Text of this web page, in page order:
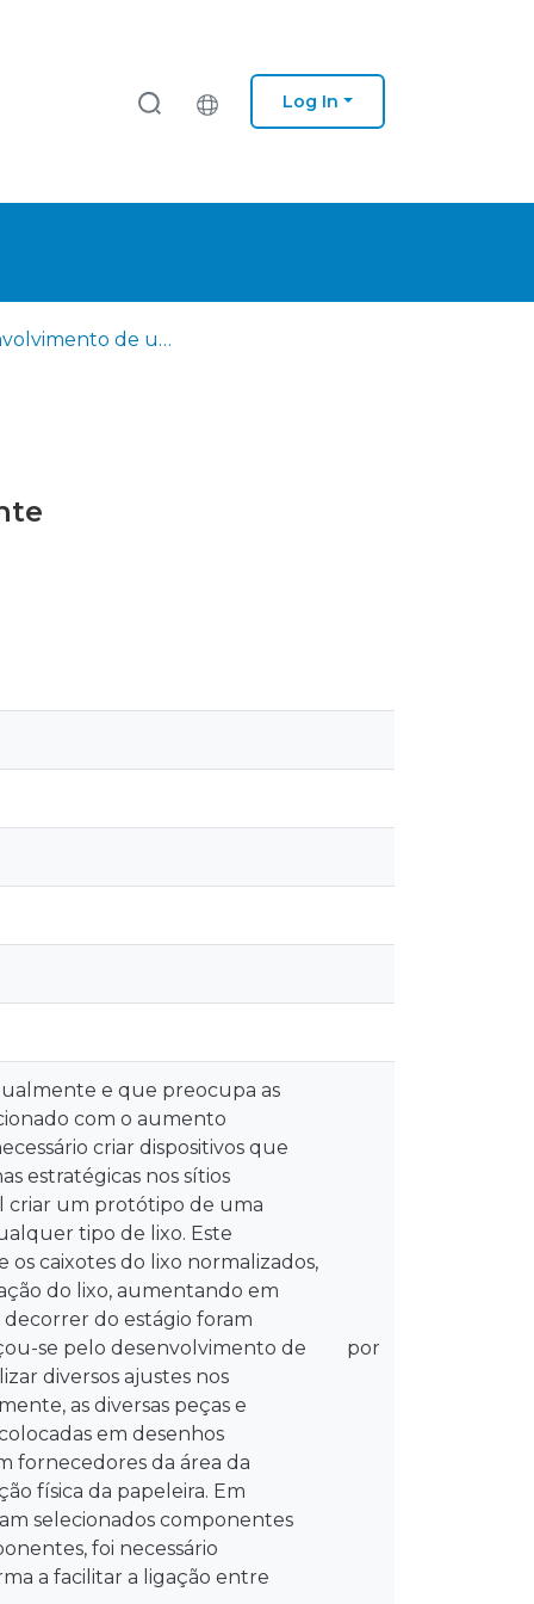
Log In
Desenvolvimento de um protótipo de uma papeleira inteligente
e que preocupa as
com o aumento
criar dispositivos que
estratégicas nos sítios
criar um protótipo de uma
tipo de lixo. Este
caixotes do lixo normalizados,
do lixo, aumentando em
do estágio foram
se pelo desenvolvimento de
diversos ajustes nos
as diversas peças e
em desenhos
fornecedores da área da
física da papeleira. Em
selecionados componentes
foi necessário
a facilitar a ligação entre
por